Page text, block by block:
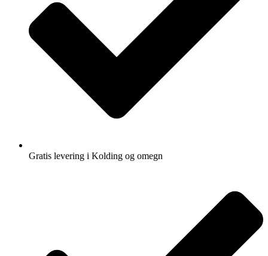
Gratis levering i Kolding og omegn